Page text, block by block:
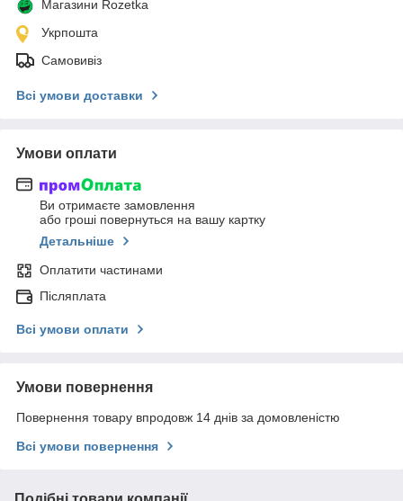
Магазини Rozetka
Укрпошта
Самовивіз
Всі умови доставки
Умови оплати
Ви отримаєте замовлення
або гроші повернуться на вашу картку
Детальніше
Оплатити частинами
Післяплата
Всі умови оплати
Умови повернення
Повернення товару впродовж 14 днів за домовленістю
Всі умови повернення